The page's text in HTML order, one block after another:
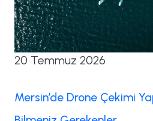
20 Temmuz 2026
Mersin’de Drone Çekimi